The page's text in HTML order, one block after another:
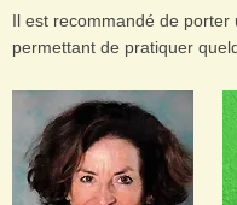
Il est recommandé de
permettant de pratiquer